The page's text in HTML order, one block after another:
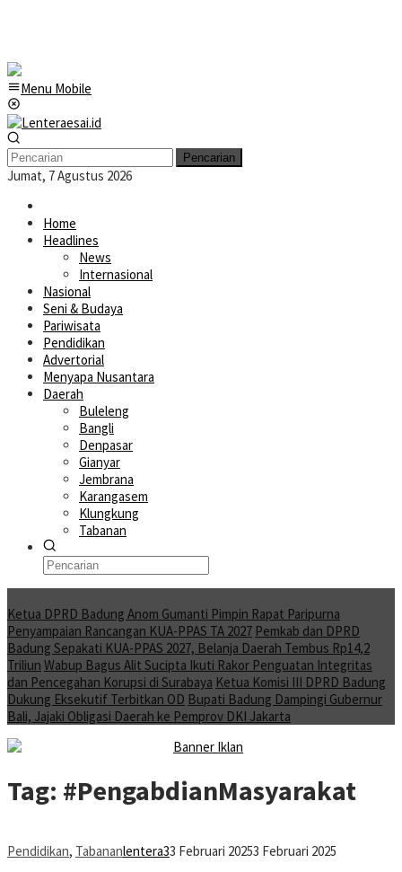
Menu Mobile
Pencarian
Jumat, 7 Agustus 2026
Home
Headlines
News
Internasional
Nasional
Seni & Budaya
Pariwisata
Pendidikan
Advertorial
Menyapa Nusantara
Daerah
Buleleng
Bangli
Denpasar
Gianyar
Jembrana
Karangasem
Klungkung
Tabanan
Ketua DPRD Badung Anom Gumanti Pimpin Rapat Paripurna
Penyampaian Rancangan KUA-PPAS TA 2027 Pemkab dan DPRD
Badung Sepakati KUA-PPAS 2027, Belanja Daerah Tembus Rp14,2
Triliun Wabup Bagus Alit Sucipta Ikuti Rakor Penguatan Integritas
dan Pencegahan Korupsi di Surabaya Ketua Komisi III DPRD Badung
Dukung Eksekutif Terbitkan OD Bupati Badung Dampingi Gubernur
Bali, Jajaki Obligasi Daerah ke Pemprov DKI Jakarta
Tag: #PengabdianMasyarakat
Pendidikan, Tabananlentera33 Februari 20253 Februari 2025